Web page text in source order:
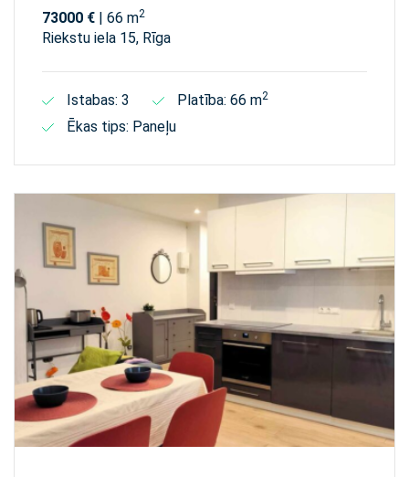
73000 € | 66 m2
Riekstu iela 15, Rīga
Istabas: 3 Platība: 66 m2
Ēkas tips: Paneļu